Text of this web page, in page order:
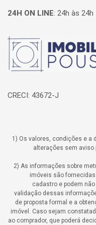
24H ON LINE: 24h às 24h
Página inicial
CRECI: 43672-J
1) Os valores, condições e a
alterações sem aviso
2) As informações sobre
imóveis são
cadastro e podem
validação dessas
de proposta formal e a
imóvel. Caso sejam
ao comprador, que poderá